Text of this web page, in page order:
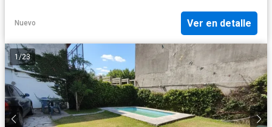
Nuevo Ver en detalle
1/23